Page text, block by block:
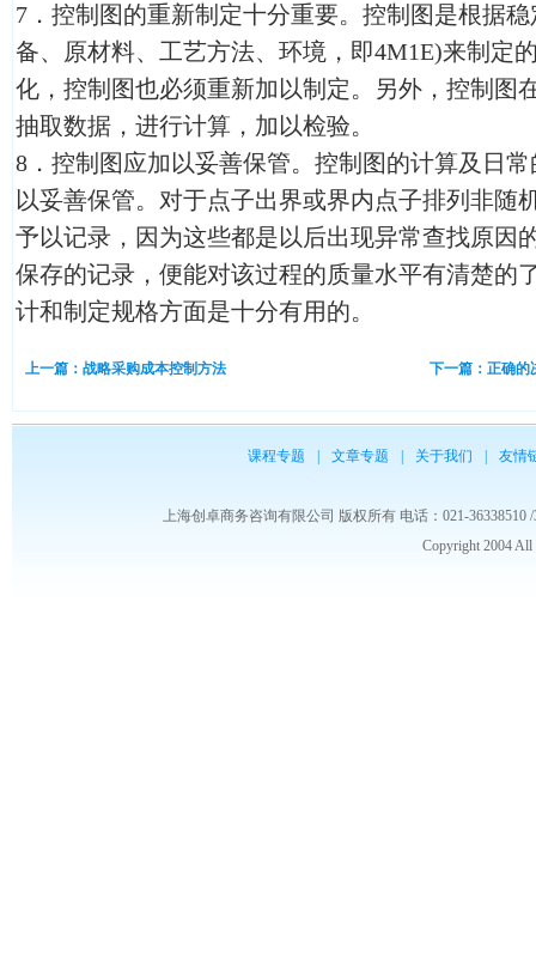
7．控制图的重新制定十分重要。控制图是根据
备、原材料、工艺方法、环境，即4M1E)来制定
化，控制图也必须重新加以制定。另外，控制图
抽取数据，进行计算，加以检验。
8．控制图应加以妥善保管。控制图的计算及日
以妥善保管。对于点子出界或界内点子排列非随
予以记录，因为这些都是以后出现异常查找原因
保存的记录，便能对该过程的质量水平有清楚的
计和制定规格方面是十分有用的。
上一篇：战略采购成本控制方法 下一篇：正确的
课程专题 文章专题 关于我们 友情
上海创卓商务咨询有限公司 版权所有 电话：021-36338510 /
Copyright 2004 All